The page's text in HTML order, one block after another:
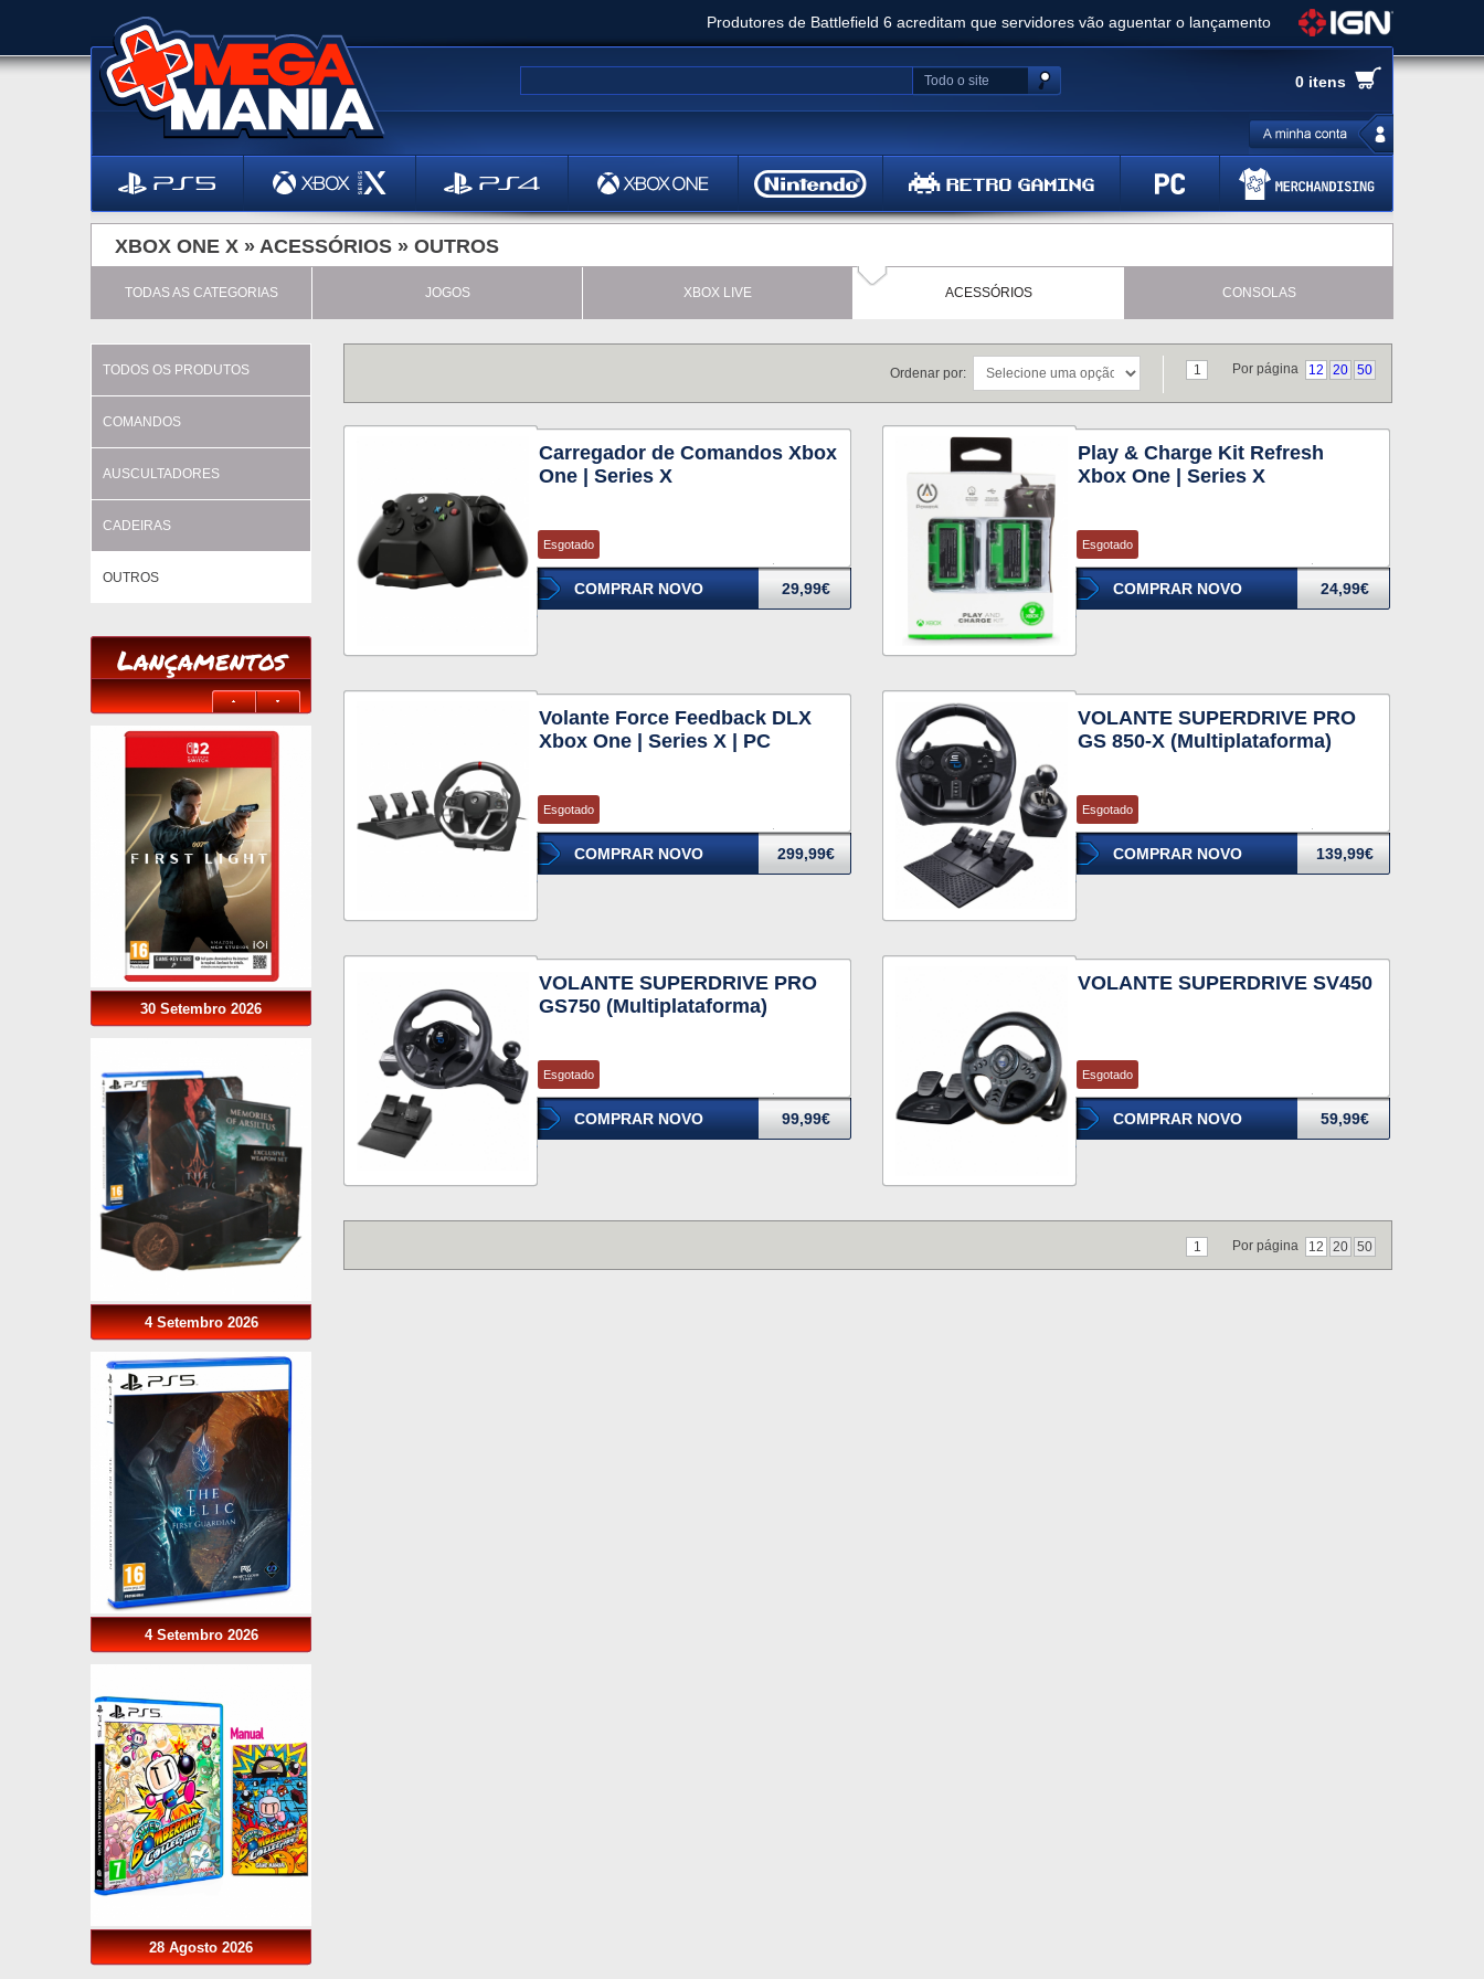
Produtores de Battlefield 6 acreditam que servidores vão aguentar o lançamento
Clair Obscur: Expedition 33 já vendeu 5 milhões de cópias e vai receber novo conteúdo
Ghost of Yotei - Análise
Metal Gear Solid Delta: Snake Eater - Análise
Bethesda anuncia livestream para o Fallout Day
0 itens
Todo o site
XBOX ONE X » ACESSÓRIOS » OUTROS
TODAS AS CATEGORIAS JOGOS XBOX LIVE ACESSÓRIOS CONSOLAS
TODOS OS PRODUTOS
COMANDOS
AUSCULTADORES
CADEIRAS
OUTROS
Lançamentos
30 Setembro 2026
4 Setembro 2026
4 Setembro 2026
28 Agosto 2026
Por página 12 20 50
1
Ordenar por:
Carregador de Comandos Xbox
One | Series X
Esgotado
COMPRAR NOVO 29,99€
Play & Charge Kit Refresh
Xbox One | Series X
Esgotado
COMPRAR NOVO 24,99€
Volante Force Feedback DLX
Xbox One | Series X | PC
Esgotado
COMPRAR NOVO 299,99€
VOLANTE SUPERDRIVE PRO
GS 850-X (Multiplataforma)
Esgotado
COMPRAR NOVO 139,99€
VOLANTE SUPERDRIVE PRO
GS750 (Multiplataforma)
Esgotado
COMPRAR NOVO 99,99€
VOLANTE SUPERDRIVE SV450
Esgotado
COMPRAR NOVO 59,99€
1 Por página 12 20 50